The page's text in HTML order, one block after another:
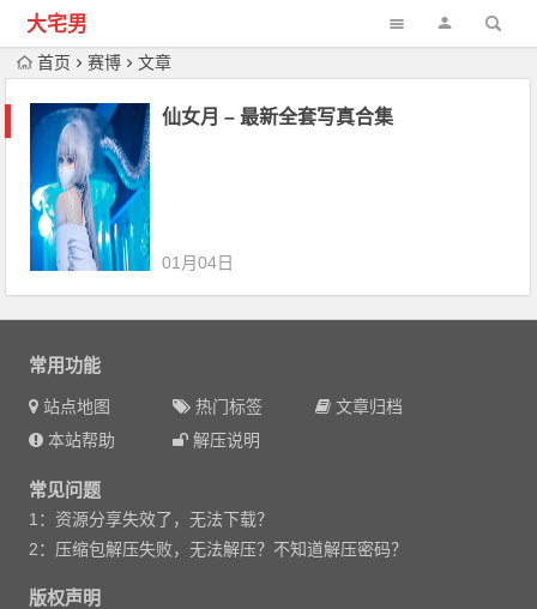
大宅男
首页 赛博 文章
仙女月 – 最新全套写真合集
01月04日
常用功能
站点地图 热门标签
文章归档
本站帮助
解压说明
常见问题
1：资源分享失效了，无法下载？
2：压缩包解压失败，无法解压？不知道解压密码？
版权声明